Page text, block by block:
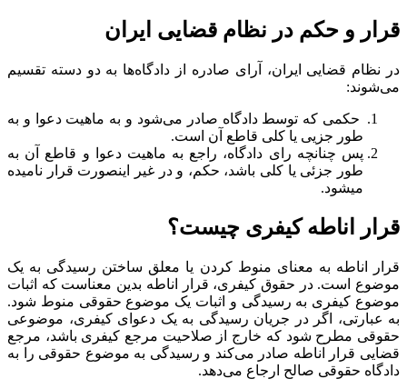
قرار و حکم در نظام قضایی ایران
در نظام قضایی ایران، آرای صادره از دادگاه‌ها به دو دسته تقسیم
می‌شوند:
حکمی که توسط دادگاه صادر می‌شود و به ماهیت دعوا و به
طور جزیی یا کلی قاطع آن است.
پس چنانچه رای دادگاه، راجع به ماهیت دعوا و قاطع آن به
طور جزئی یا کلی باشد، حکم، و در غیر اینصورت قرار نامیده
میشود.
قرار اناطه کیفری چیست؟
قرار اناطه به معنای منوط کردن یا معلق ساختن رسیدگی به یک
موضوع است. در حقوق کیفری، قرار اناطه بدین معناست که اثبات
موضوع کیفری به رسیدگی و اثبات یک موضوع حقوقی منوط شود.
به عبارتی، اگر در جریان رسیدگی به یک دعوای کیفری، موضوعی
حقوقی مطرح شود که خارج از صلاحیت مرجع کیفری باشد، مرجع
قضایی قرار اناطه صادر می‌کند و رسیدگی به موضوع حقوقی را به
دادگاه حقوقی صالح ارجاع می‌دهد.